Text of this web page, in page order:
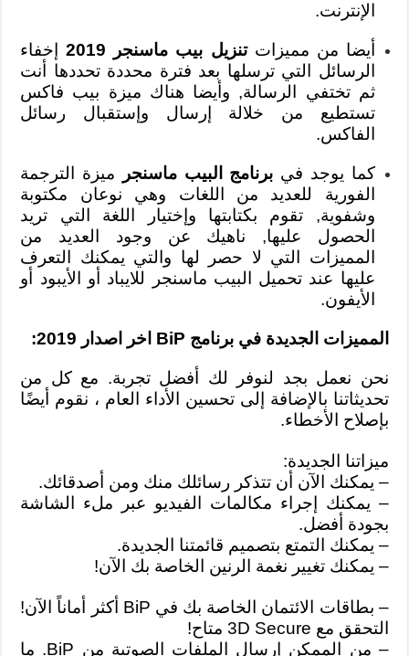
الإنترنت.
أيضا من مميزاتتنزيل بيب ماسنجر 2019
إخفاء
الرسائل التي ترسلها بعد فترة محددة تحددها أنت
ثم تختفي الرسالة, وأيضا هناك ميزة بيب فاكس
تستطيع من خلالة إرسال وإستقبال رسائل
الفاكس.
كما يوجد في برنامج البيب ماسنجر
ميزة الترجمة
الفورية للعديد من اللغات وهي نوعان مكتوبة
وشفوية, تقوم بكتابتها وإختيار اللغة التي تريد
الحصول عليها, ناهيك عن وجود العديد من
المميزات التي لا حصر لها والتي يمكنك التعرف
عليها عند تحميل البيب ماسنجر للايباد أو الأيبود أو
الأيفون.
المميزات الجديدة في برنامج BiP اخر اصدار 2019:
نحن نعمل بجد لنوفر لك أفضل تجربة. مع كل من
تحديثاتنا بالإضافة إلى تحسين الأداء العام ، نقوم أيضًا
بإصلاح الأخطاء.
ميزاتنا الجديدة:
– يمكنك الآن أن تتذكر رسائلك منك ومن أصدقائك.
– يمكنك إجراء مكالمات الفيديو عبر ملء الشاشة
بجودة أفضل.
– يمكنك التمتع بتصميم قائمتنا الجديدة.
– يمكنك تغيير نغمة الرنين الخاصة بك الآن!
– بطاقات الائتمان الخاصة بك في BiP أكثر أماناً الآن!
التحقق مع 3D Secure متاح!
– من الممكن إرسال الملفات الصوتية من BiP. ما